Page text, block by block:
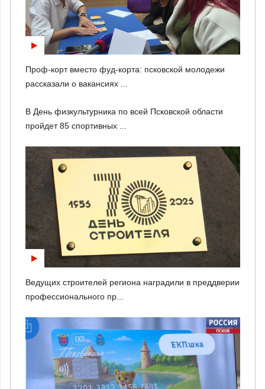
Проф-корт вместо фуд-корта: псковской молодежи
рассказали о вакансиях ...
В День физкультурника по всей Псковской области
пройдет 85 спортивных ...
Ведущих строителей региона наградили в преддверии
профессионального пр...